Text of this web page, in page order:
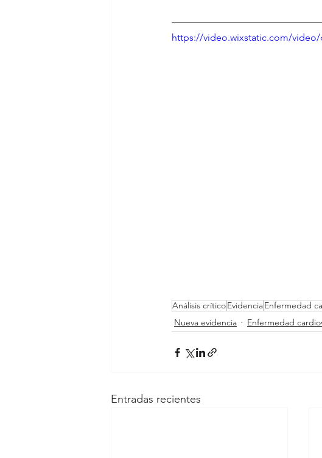
https://video.wixstatic.com/video/
Análisis críticoEvidenciaEnfermedad
Nueva evidencia
Enfermedad
Entradas recientes